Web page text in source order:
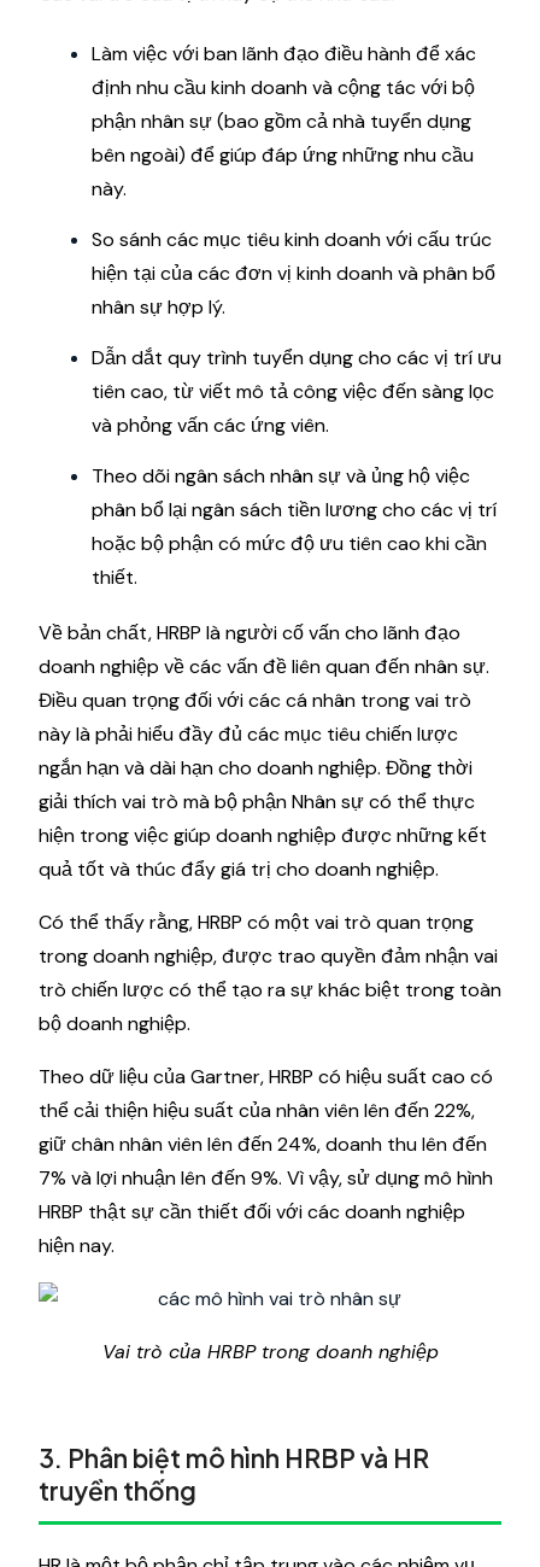
Làm việc với ban lãnh đạo điều hành để xác
định nhu cầu kinh doanh và cộng tác với bộ
phận nhân sự (bao gồm cả nhà tuyển dụng
bên ngoài) để giúp đáp ứng những nhu cầu
này.
So sánh các mục tiêu kinh doanh với cấu trúc
hiện tại của các đơn vị kinh doanh và phân bổ
nhân sự hợp lý.
Dẫn dắt quy trình tuyển dụng cho các vị trí ưu
tiên cao, từ viết mô tả công việc đến sàng lọc
và phỏng vấn các ứng viên.
Theo dõi ngân sách nhân sự và ủng hộ việc
phân bổ lại ngân sách tiền lương cho các vị trí
hoặc bộ phận có mức độ ưu tiên cao khi cần
thiết.
Về bản chất, HRBP là người cố vấn cho lãnh đạo
doanh nghiệp về các vấn đề liên quan đến nhân sự.
Điều quan trọng đối với các cá nhân trong vai trò
này là phải hiểu đầy đủ các mục tiêu chiến lược
ngắn hạn và dài hạn cho doanh nghiệp. Đồng thời
giải thích vai trò mà bộ phận Nhân sự có thể thực
hiện trong việc giúp doanh nghiệp được những kết
quả tốt và thúc đẩy giá trị cho doanh nghiệp.
Có thể thấy rằng, HRBP có một vai trò quan trọng
trong doanh nghiệp, được trao quyền đảm nhận vai
trò chiến lược có thể tạo ra sự khác biệt trong toàn
bộ doanh nghiệp.
Theo dữ liệu của Gartner, HRBP có hiệu suất cao có
thể cải thiện hiệu suất của nhân viên lên đến 22%,
giữ chân nhân viên lên đến 24%, doanh thu lên đến
7% và lợi nhuận lên đến 9%. Vì vậy, sử dụng mô hình
HRBP thật sự cần thiết đối với các doanh nghiệp
hiện nay.
Vai trò của HRBP trong doanh nghiệp
3. Phân biệt mô hình HRBP và HR
truyền thống